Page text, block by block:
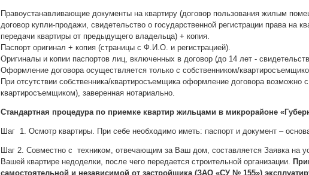
Правоустанавливающие документы на квартиру (договор пользования жилым
договор купли-продажи, свидетельство о государственной регистрации права на
передачи квартиры от предыдущего владельца) + копия.
Паспорт оригинал + копия (страницы с Ф.И.О. и регистрацией).
Оригиналы и копии паспортов лиц, включенных в договор (до 14 лет -
Оформление договора осуществляется только с собственником/
При отсутствии собственника/квартиросъемщика оформление договора возможно
квартиросъемщиком), заверенная нотариально.
Стандартная процедура по приемке квартир жильцами в микрорайоне
Шаг 1. Осмотр квартиры. При себе необходимо иметь: паспорт и документ –
Шаг 2. Совместно с техником, отвечающим за Ваш дом, составляется Заявка на
Вашей квартире недоделки, после чего передается строительной организации.
самостоятельной и независимой от застройщика (ЗАО «СУ № 155»)